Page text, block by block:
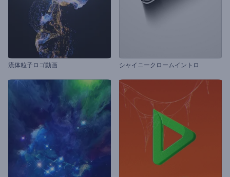
流体粒子ロゴ動画 シャイニークロームイントロ